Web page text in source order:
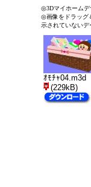
◎3Dマイホームデ
◎画像をドラッグ
示されていないデ
ｵﾓﾁｬ04.m3d
(229kB)